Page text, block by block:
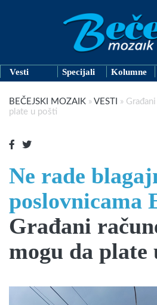
Vesti Specijali Kolumne
BEČEJSKI MOZAIK » VESTI »
plate u pošti
Ne rade
poslovnicama
Građani
mogu da plate